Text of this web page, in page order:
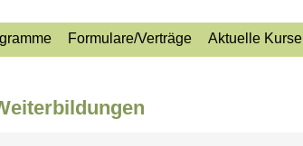
Formulare/Verträge Aktuelle Kurse